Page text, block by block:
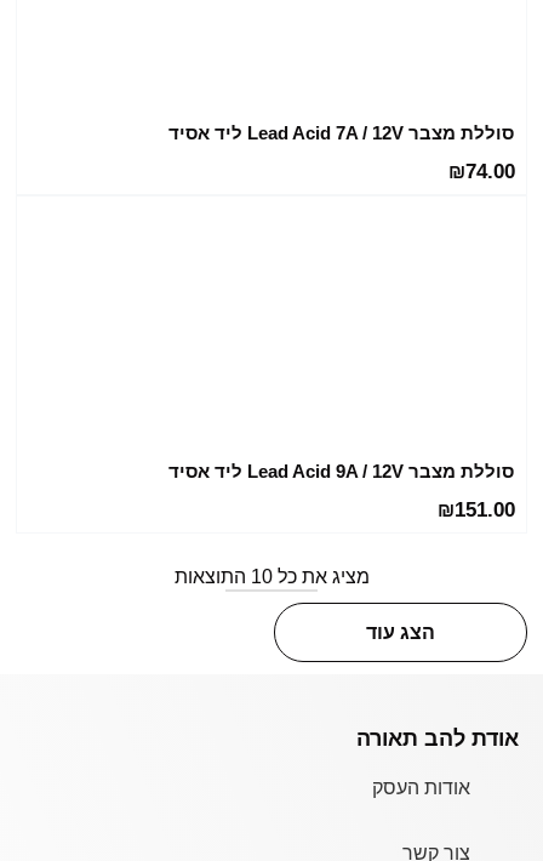
סוללת מצבר Lead Acid 7A / 12V ליד אסיד
₪74.00
סוללת מצבר Lead Acid 9A / 12V ליד אסיד
₪151.00
מציג את כל 10 התוצאות
הצג עוד
אודת להב תאורה
אודות העסק
צור קשר